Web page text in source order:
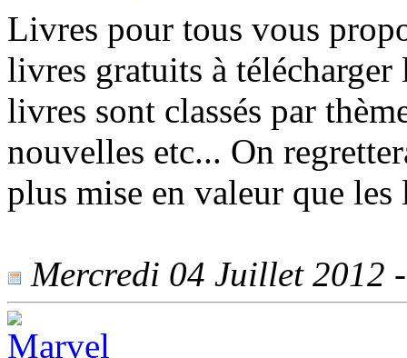
Livres pour tous vous
livres gratuits à
livres sont classés par
nouvelles etc... On
plus mise en valeur que les
Mercredi 04 Juillet 2012